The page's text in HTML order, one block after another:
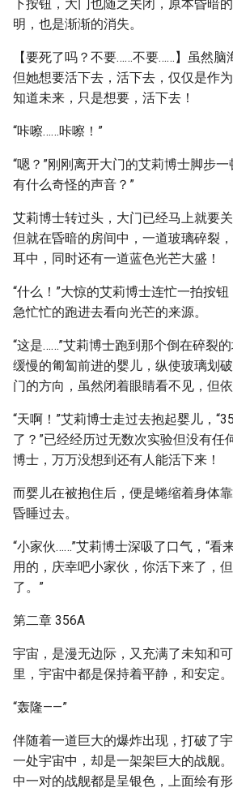
下按钮，大门也随之关闭，原本昏暗
明，也是渐渐的消失。
【要死了吗？不要……不要……】虽然脑
但她想要活下去，活下去，仅仅是作
知道未来，只是想要，活下去！
“咔嚓……咔嚓！”
“嗯？”刚刚离开大门的艾莉博士脚步
有什么奇怪的声音？”
艾莉博士转过头，大门已经马上就要
但就在昏暗的房间中，一道玻璃碎裂
耳中，同时还有一道蓝色光芒大盛！
“什么！”大惊的艾莉博士连忙一拍按
急忙忙的跑进去看向光芒的来源。
“这是……”艾莉博士跑到那个倒在碎裂
缓慢的匍匐前进的婴儿，纵使玻璃划
门的方向，虽然闭着眼睛看不见，但依
“天啊！”艾莉博士走过去抱起婴儿，
了？”已经经历过无数次实验但没有任
博士，万万没想到还有人能活下来！
而婴儿在被抱住后，便是蜷缩着身体
昏睡过去。
“小家伙……”艾莉博士深吸了口气，“看
用的，庆幸吧小家伙，你活下来了，
了。”
第二章 356A
宇宙，是漫无边际，又充满了未知和
里，宇宙中都是保持着平静，和安定。
“轰隆——”
伴随着一道巨大的爆炸出现，打破了
一处宇宙中，却是一架架巨大的战舰
中一对的战舰都是呈银色，上面绘有形